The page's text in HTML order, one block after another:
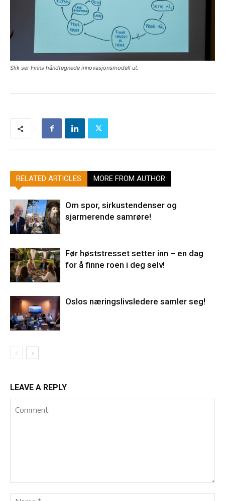
Slik ser Finns håndtegnede innovasjonsmodell ut.
RELATED ARTICLES MORE FROM AUTHOR
Om spor, sirkustendenser og
sjarmerende samrøre!
Før høststresset setter inn – en dag
for å finne roen i deg selv!
Oslos næringslivsledere samler seg!
LEAVE A REPLY